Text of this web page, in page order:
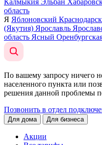
область
Я Яблоновский
(Якутия) Ярославль
область Ясный
По вашему запросу ничего
населенного пункта или
решения данной проблемы
Позвонить в отдел
Для дома Для бизнеса
Акции